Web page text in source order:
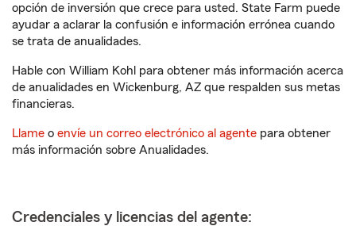
opción de inversión que crece para usted. State Farm puede
ayudar a aclarar la confusión e información errónea cuando
se trata de anualidades.
Hable con William Kohl para obtener más información acerca
de anualidades en Wickenburg, AZ que respalden sus metas
financieras.
Llame o envíe un correo electrónico al agente para obtener
más información sobre Anualidades.
Credenciales y licencias del agente: